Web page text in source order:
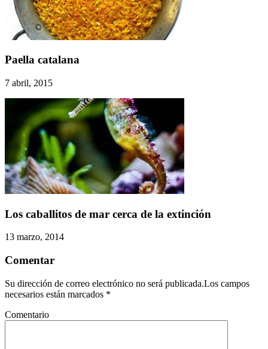
Paella catalana
7 abril, 2015
Los caballitos de mar cerca de la extinción
13 marzo, 2014
Comentar
Su dirección de correo electrónico no será publicada.Los campos
necesarios están marcados *
Comentario